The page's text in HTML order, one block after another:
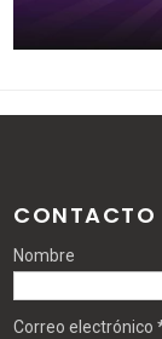
CONTACTO
Nombre
Correo electrónico